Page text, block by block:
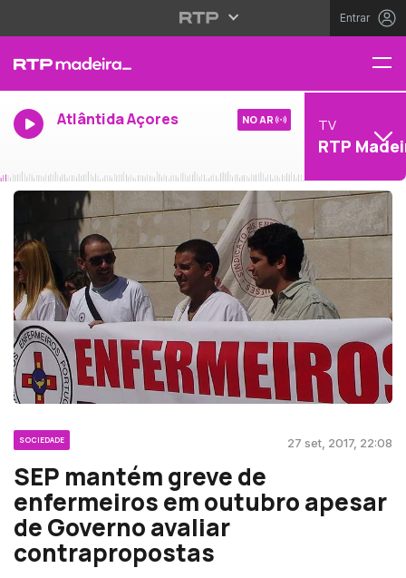
Entrar
Atlântida Açores NO AR TV
RTP
SOCIEDADE 27 set, 2017, 22:08
SEP mantém greve de
enfermeiros em outubro apesar
de Governo avaliar
contrapropostas